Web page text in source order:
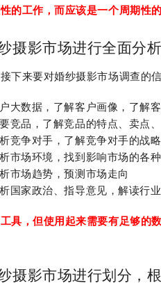
的工作，而应该是一个周期性
摄影市场进行全面分
下来要对婚纱摄影市场调查的
大数据，了解客户画像，了解
竞品，了解竞品的特点、卖点
竞争对手，了解竞争对手的战
市场环境，找到影响市场的各
市场趋势，预测市场走向
国家政治、指导意见，解读行
具，但使用起来需要有足够的
摄影市场进行划分，